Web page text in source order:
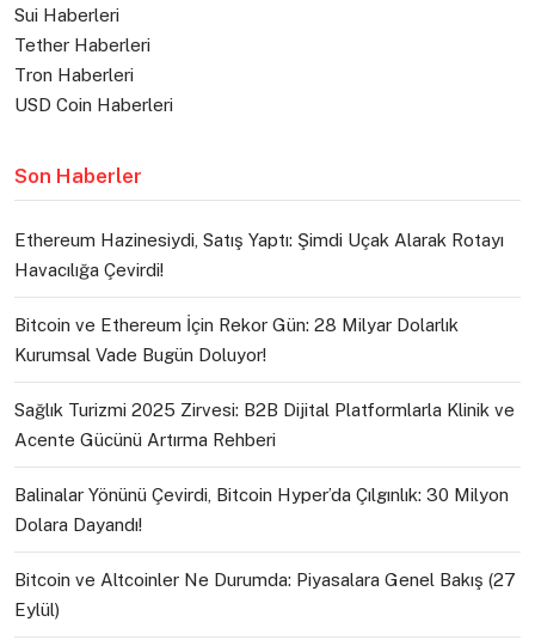
Sui Haberleri
Tether Haberleri
Tron Haberleri
USD Coin Haberleri
Son Haberler
Ethereum Hazinesiydi, Satış Yaptı: Şimdi Uçak Alarak Rotayı
Havacılığa Çevirdi!
Bitcoin ve Ethereum İçin Rekor Gün: 28 Milyar Dolarlık
Kurumsal Vade Bugün Doluyor!
Sağlık Turizmi 2025 Zirvesi: B2B Dijital Platformlarla Klinik ve
Acente Gücünü Artırma Rehberi
Balinalar Yönünü Çevirdi, Bitcoin Hyper’da Çılgınlık: 30 Milyon
Dolara Dayandı!
Bitcoin ve Altcoinler Ne Durumda: Piyasalara Genel Bakış (27
Eylül)